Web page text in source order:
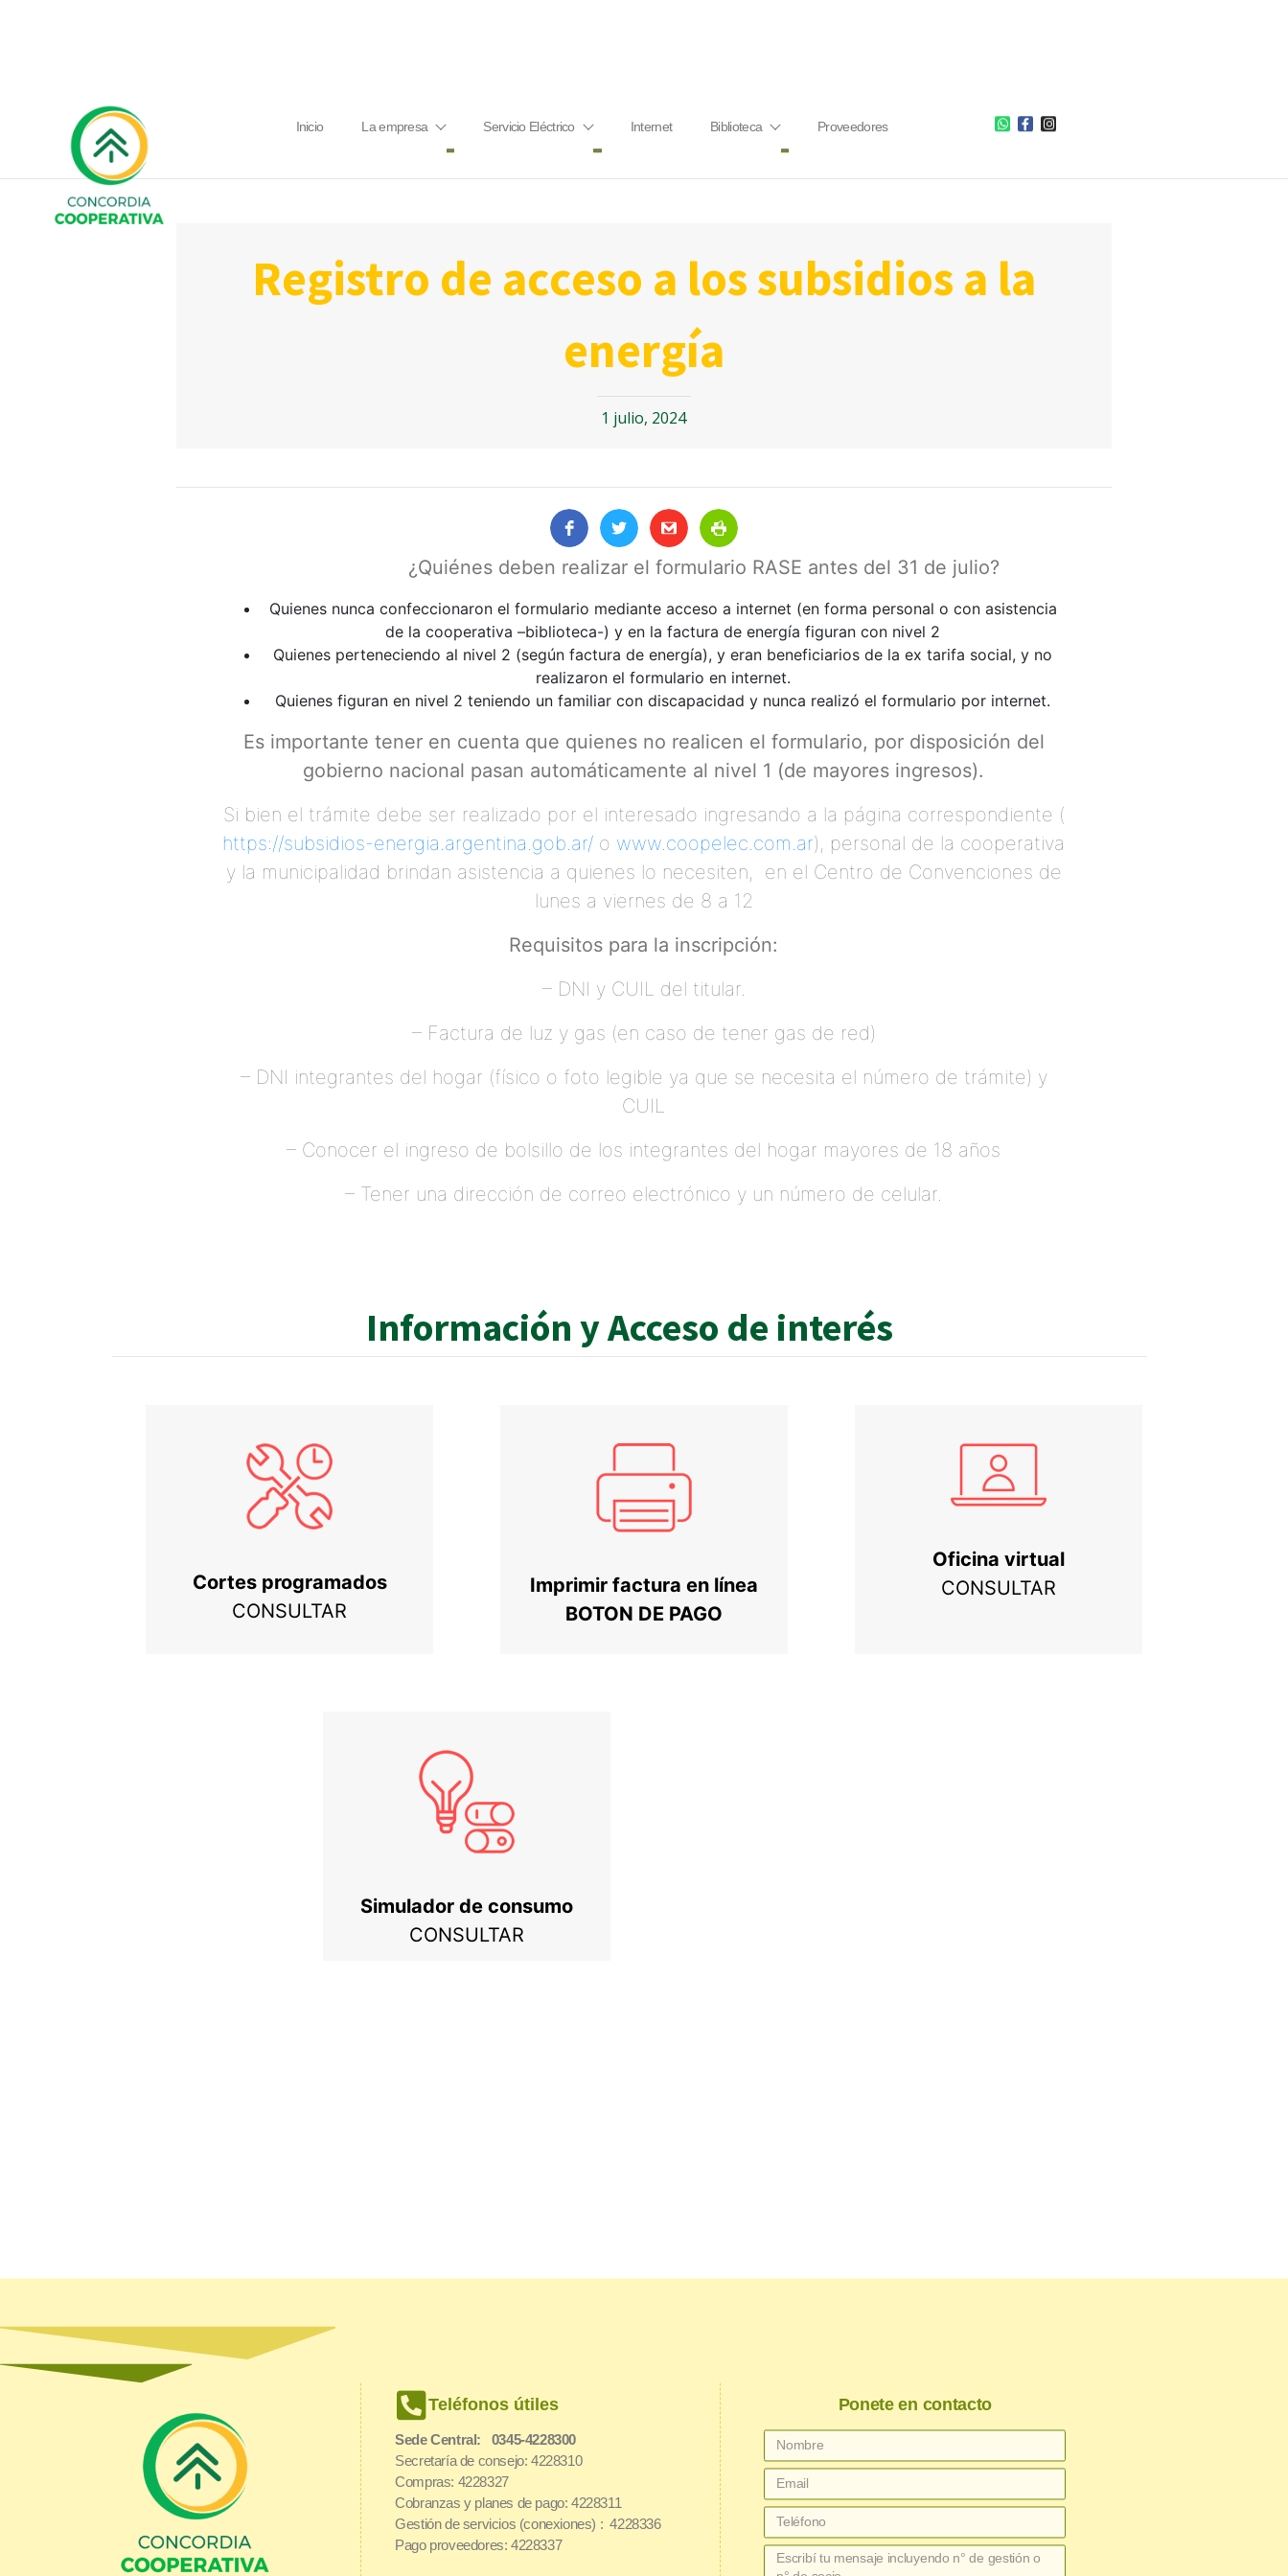
Inicio La empresa Servicio Eléctrico Internet Biblioteca Proveedores
registro de acceso a los subsidios a la
energía
1 julio, 2024
¿Quiénes deben realizar el formulario RASE antes del 31 de julio?
Quienes nunca confeccionaron el formulario mediante acceso a internet (en forma personal o con asistencia
de la cooperativa –biblioteca-) y en la factura de energía figuran con nivel 2
Quienes perteneciendo al nivel 2 (según factura de energía), y eran beneficiarios de la ex tarifa social, y no
realizaron el formulario en internet.
Quienes figuran en nivel 2 teniendo un familiar con discapacidad y nunca realizó el formulario por internet.
Es importante tener en cuenta que quienes no realicen el formulario, por disposición del
gobierno nacional pasan automáticamente al nivel 1 (de mayores ingresos).
Si bien el trámite debe ser realizado por el interesado ingresando a la página correspondiente (
https://subsidios-energia.argentina.gob.ar/ o www.coopelec.com.ar), personal de la cooperativa
y la municipalidad brindan asistencia a quienes lo necesiten, en el Centro de Convenciones de
lunes a viernes de 8 a 12
Requisitos para la inscripción:
– DNI y CUIL del titular.
– Factura de luz y gas (en caso de tener gas de red)
– ⁠DNI integrantes del hogar (físico o foto legible ya que se necesita el número de trámite) y
CUIL
– ⁠Conocer el ingreso de bolsillo de los integrantes del hogar mayores de 18 años
– ⁠Tener una dirección de correo electrónico y un número de celular.
Información y Acceso de interés
Cortes programados
CONSULTAR
Imprimir factura en línea
BOTON DE PAGO
Oficina virtual
CONSULTAR
Simulador de consumo
CONSULTAR
Teléfonos útiles
Sede Central: 0345-4228300
Secretaría de consejo: 4228310
Compras: 4228327
Cobranzas y planes de pago: 4228311
Gestión de servicios (conexiones) : 4228336
Pago proveedores: 4228337
Ponete en contacto